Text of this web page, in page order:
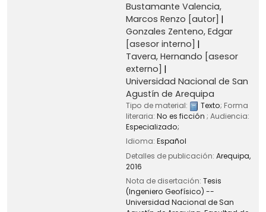
Bustamante Valencia,
Marcos Renzo [autor]
Gonzales Zenteno, Edgar
[asesor interno]
Tavera, Hernando [asesor
externo]
Universidad Nacional de San
Agustín de Arequipa
Tipo de material: Texto; Forma
literaria: No es ficción ; Audiencia:
Especializado;
Idioma: Español
Detalles de publicación: Arequipa,
2016
Nota de disertación: Tesis
(Ingeniero Geofísico) --
Universidad Nacional de San